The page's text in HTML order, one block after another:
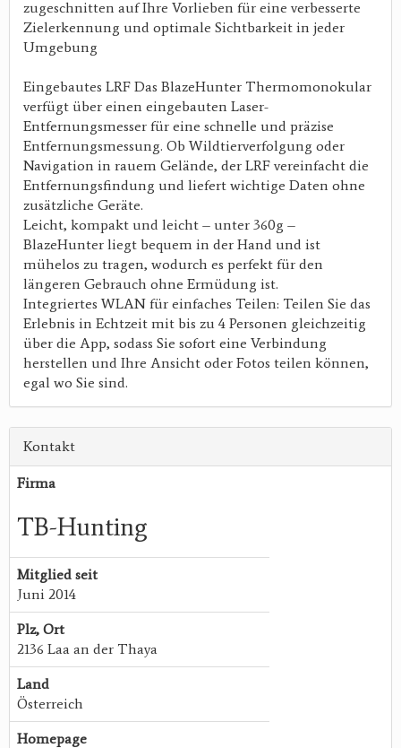
zugeschnitten auf Ihre Vorlieben für eine verbesserte
Zielerkennung und optimale Sichtbarkeit in jeder
Umgebung
Eingebautes LRF Das BlazeHunter Thermomonokular
verfügt über einen eingebauten Laser-
Entfernungsmesser für eine schnelle und präzise
Entfernungsmessung. Ob Wildtierverfolgung oder
Navigation in rauem Gelände, der LRF vereinfacht die
Entfernungsfindung und liefert wichtige Daten ohne
zusätzliche Geräte.
Leicht, kompakt und leicht – unter 360g –
BlazeHunter liegt bequem in der Hand und ist
mühelos zu tragen, wodurch es perfekt für den
längeren Gebrauch ohne Ermüdung ist.
Integriertes WLAN für einfaches Teilen: Teilen Sie das
Erlebnis in Echtzeit mit bis zu 4 Personen gleichzeitig
über die App, sodass Sie sofort eine Verbindung
herstellen und Ihre Ansicht oder Fotos teilen können,
egal wo Sie sind.
Kontakt
Firma
TB-Hunting
Mitglied seit
Juni 2014
Plz, Ort
2136 Laa an der Thaya
Land
Österreich
Homepage